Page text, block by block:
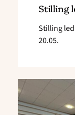
Stilling
Stilling
20.05.